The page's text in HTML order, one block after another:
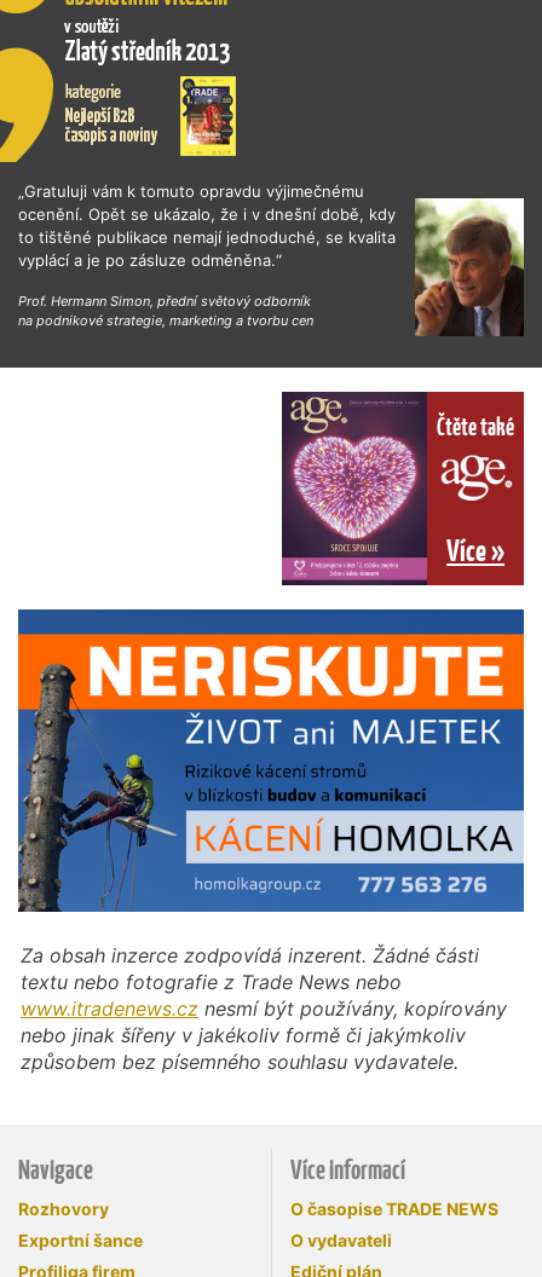
„Gratuluji vám k tomuto opravdu výjimečnému
ocenění. Opět se ukázalo, že i v dnešní době, kdy
to tištěné publikace nemají jednoduché, se kvalita
vyplácí a je po zásluze odměněna.“
Prof. Hermann Simon, přední světový odborník
na podnikové strategie, marketing a tvorbu cen
Čtěte také
Více »
Za obsah inzerce zodpovídá inzerent. Žádné části
textu nebo fotografie z Trade News nebo
www.itradenews.cz nesmí být používány, kopírovány
nebo jinak šířeny v jakékoliv formě či jakýmkoliv
způsobem bez písemného souhlasu vydavatele.
Navigace
Rozhovory
Exportní šance
Profiliga firem
Více informací
O časopise TRADE NEWS
O vydavateli
Ediční plán